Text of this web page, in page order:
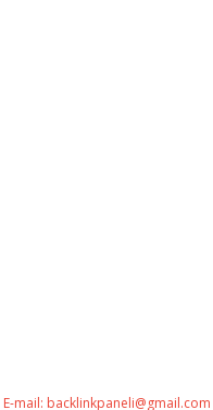
E-mail: backlinkpaneli@gmail.com